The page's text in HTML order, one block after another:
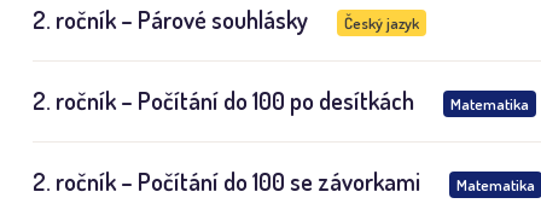
2. ročník – Párové souhlásky Český jazyk
2. ročník – Počítání do 100 po desítkách Matematika
2. ročník – Počítání do 100 se závorkami Matematika